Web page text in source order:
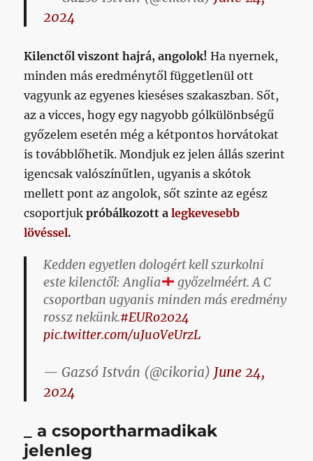
2024
Kilenctől viszont hajrá, angolok! Ha nyernek,
minden más eredménytől függetlenül ott
vagyunk az egyenes kieséses szakaszban. Sőt,
az a vicces, hogy egy nagyobb gólkülönbségű
győzelem esetén még a kétpontos horvátokat
is továbblőhetik. Mondjuk ez jelen állás szerint
igencsak valószínűtlen, ugyanis a skótok
mellett pont az angolok, sőt szinte az egész
csoportjukpróbálkozott alegkevesebb
lövéssel.
Kedden egyetlen dologért kell szurkolni
este kilenctől: Anglia
győzelméért. A C
csoportban ugyanis minden más eredmény
rossz nekünk.#EURo2024
pic.twitter.com/uJu0VeUrzL
— Gazsó István (@cikoria) June 24,
2024
_ a csoportharmadikak
jelenleg